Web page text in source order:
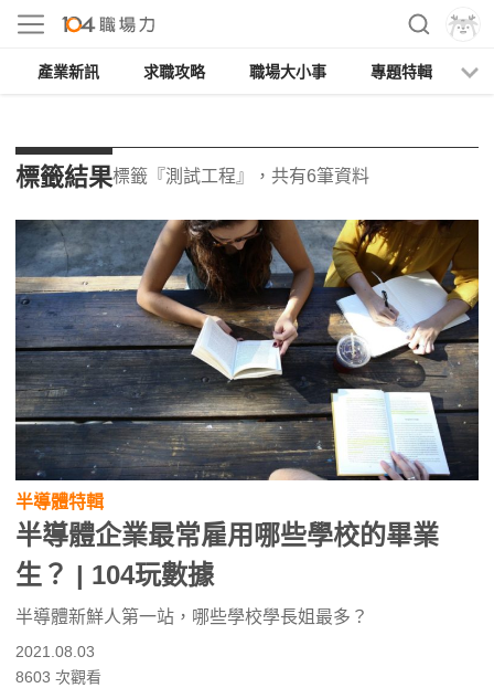
產業新訊 求職攻略 職場大小事 專題特輯
標籤結果標籤『測試工程』，共有6筆資料
半導體特輯
半導體企業最常雇用哪些學校的畢業
生？ | 104玩數據
半導體新鮮人第一站，哪些學校學長姐最多？
2021.08.03
8603 次觀看